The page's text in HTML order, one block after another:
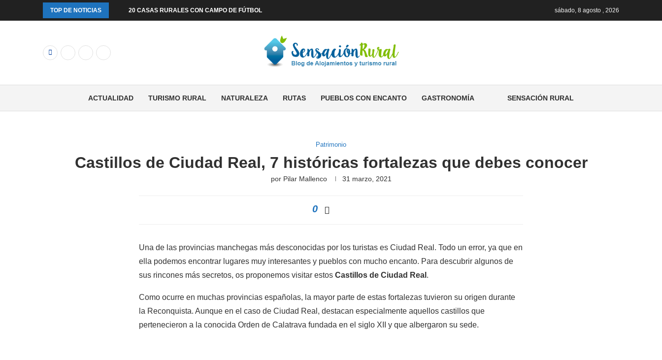
TOP DE NOTICIAS 20 CASAS RURALES CON CAMPO DE FÚTBOL sábado, 8 agosto , 2026
ACTUALIDAD TURISMO RURAL NATURALEZA RUTAS PUEBLOS CON ENCANTO GASTRONOMÍA SENSACIÓN RURAL
Patrimonio
Castillos de Ciudad Real, 7 históricas fortalezas que debes conocer
por Pilar Mallenco 31 marzo, 2021
0
Una de las provincias manchegas más desconocidas por los turistas es Ciudad Real. Todo un error, ya que en
ella podemos encontrar lugares muy interesantes y pueblos con mucho encanto. Para descubrir algunos de
sus rincones más secretos, os proponemos visitar estos Castillos de Ciudad Real .
Como ocurre en muchas provincias españolas, la mayor parte de estas fortalezas tuvieron su origen durante
la Reconquista. Aunque en el caso de Ciudad Real, destacan especialmente aquellos castillos que
pertenecieron a la conocida Orden de Calatrava fundada en el siglo XII y que albergaron su sede.